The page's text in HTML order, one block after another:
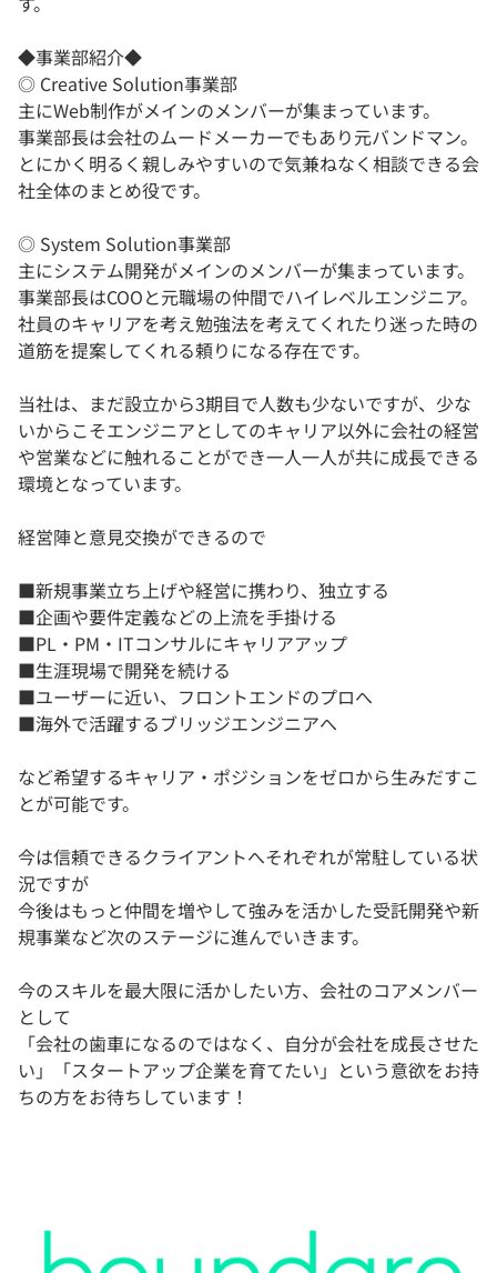
◆事業部紹介◆
◎ Creative Solution事業部
主にWeb制作がメインのメンバーが集まっています。
事業部長は会社のムードメーカーでもあり元バンドマン。
とにかく明るく親しみやすいので気兼ねなく相談できる会
社全体のまとめ役です。
◎ System Solution事業部
主にシステム開発がメインのメンバーが集まっています。
事業部長はCOOと元職場の仲間でハイレベルエンジニア。
社員のキャリアを考え勉強法を考えてくれたり迷った時の
道筋を提案してくれる頼りになる存在です。
当社は、まだ設立から3期目で人数も少ないですが、少な
いからこそエンジニアとしてのキャリア以外に会社の経営
や営業などに触れることができ一人一人が共に成長できる
環境となっています。
経営陣と意見交換ができるので
■新規事業立ち上げや経営に携わり、独立する
■企画や要件定義などの上流を手掛ける
■PL・PM・ITコンサルにキャリアアップ
■生涯現場で開発を続ける
■ユーザーに近い、フロントエンドのプロへ
■海外で活躍するブリッジエンジニアへ
など希望するキャリア・ポジションをゼロから生みだすこ
とが可能です。
今は信頼できるクライアントへそれぞれが常駐している状
況ですが
今後はもっと仲間を増やして強みを活かした受託開発や新
規事業など次のステージに進んでいきます。
今のスキルを最大限に活かしたい方、会社のコアメンバー
として
「会社の歯車になるのではなく、自分が会社を成長させた
い」「スタートアップ企業を育てたい」という意欲をお持
ちの方をお待ちしています！